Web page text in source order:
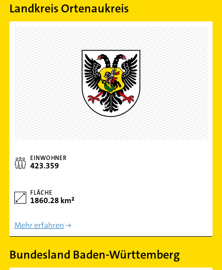
Landkreis Ortenaukreis
EINWOHNER
423.359
FLÄCHE
1860.28 km²
Mehr erfahren
Bundesland Baden-Württemberg